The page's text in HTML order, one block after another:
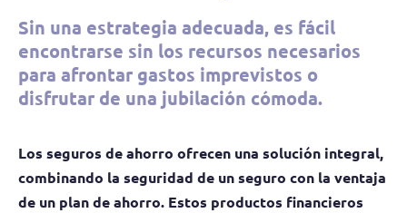
Sin una estrategia adecuada, es fácil
encontrarse sin los recursos necesarios
para afrontar gastos imprevistos o
disfrutar de una jubilación cómoda.
Los seguros de ahorro ofrecen una solución integral,
combinando la seguridad de un seguro con la ventaja
de un plan de ahorro. Estos productos financieros